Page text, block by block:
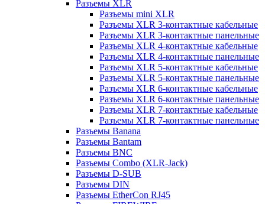
Разъемы XLR
Разъемы mini XLR
Разъемы XLR 3-контактные кабельные
Разъемы XLR 3-контактные панельные
Разъемы XLR 4-контактные кабельные
Разъемы XLR 4-контактные панельные
Разъемы XLR 5-контактные кабельные
Разъемы XLR 5-контактные панельные
Разъемы XLR 6-контактные кабельные
Разъемы XLR 6-контактные панельные
Разъемы XLR 7-контактные кабельные
Разъемы XLR 7-контактные панельные
Разъемы Banana
Разъемы Bantam
Разъемы BNC
Разъемы Combo (XLR-Jack)
Разъемы D-SUB
Разъемы DIN
Разъемы EtherCon RJ45